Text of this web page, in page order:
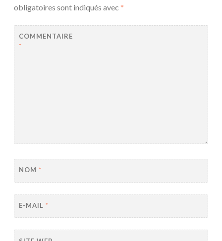
obligatoires sont indiqués avec *
COMMENTAIRE
*
NOM *
E-MAIL *